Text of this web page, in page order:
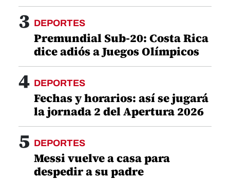
3 DEPORTES
Premundial Sub-20: Costa Rica
dice adiós a Juegos Olímpicos
4 DEPORTES
Fechas y horarios: así se jugará
la jornada 2 del Apertura 2026
5 DEPORTES
Messi vuelve a casa para
despedir a su padre